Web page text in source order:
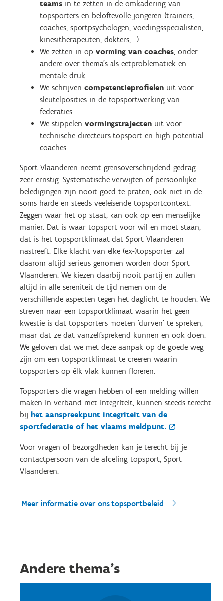
teams in te zetten in de omkadering van
topsporters en beloftevolle jongeren (trainers,
coaches, sportpsychologen, voedingsspecialisten,
kinesitherapeuten, dokters,….).
We zetten in op vorming van coaches, onder
andere over thema’s als eetproblematiek en
mentale druk.
We schrijven competentieprofielen uit voor
sleutelposities in de topsportwerking van
federaties.
We stippelen vormingstrajecten uit voor
technische directeurs topsport en high potential
coaches.
Sport Vlaanderen neemt grensoverschrijdend gedrag
zeer ernstig. Systematische verwijten of persoonlijke
beledigingen zijn nooit goed te praten, ook niet in de
soms harde en steeds veeleisende topsportcontext.
Zeggen waar het op staat, kan ook op een menselijke
manier. Dat is waar topsport voor wil en moet staan,
dat is het topsportklimaat dat Sport Vlaanderen
nastreeft. Elke klacht van elke (ex-)topsporter zal
daarom altijd serieus genomen worden door Sport
Vlaanderen. We kiezen daarbij nooit partij en zullen
altijd in alle sereniteit de tijd nemen om de
verschillende aspecten tegen het daglicht te houden. We
streven naar een topsportklimaat waarin het geen
kwestie is dat topsporters moeten ‘durven’ te spreken,
maar dat ze dat vanzelfsprekend kunnen en ook doen.
We geloven dat we met deze aanpak op de goede weg
zijn om een topsportklimaat te creëren waarin
topsporters op élk vlak kunnen floreren.
Topsporters die vragen hebben of een melding willen
maken in verband met integriteit, kunnen steeds terecht
bij het aanspreekpunt integriteit van de
sportfederatie of het vlaams meldpunt.
Voor vragen of bezorgdheden kan je terecht bij je
contactpersoon van de afdeling topsport, Sport
Vlaanderen.
Meer informatie over ons topsportbeleid
Andere thema's